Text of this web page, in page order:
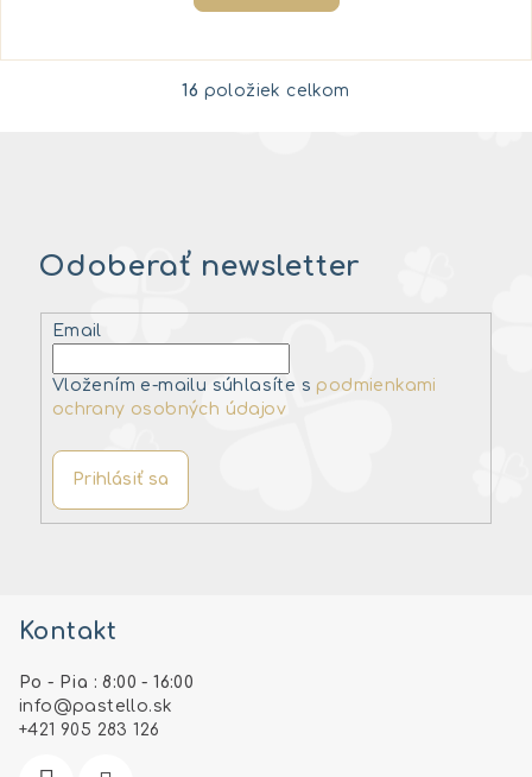
O
c
e
p
r
v
16 položiek celkom
Odoberať newsletter
Email
Vložením e-mailu súhlasíte s podmienkami
ochrany osobných údajov
Prihlásiť sa
Kontakt
Po - Pia : 8:00 - 16:00
info @pastello.sk
+421 905 283 126